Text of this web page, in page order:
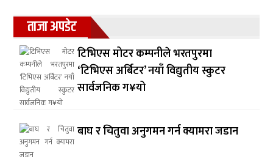
ताजा अपडेट
टिभिएस मोटर कम्पनीले भरतपुरमा
‘टिभिएस अर्बिटर’ नयाँ विद्युतीय स्कुटर
सार्वजनिक ग¥यो
बाघ र चितुवा अनुगमन गर्न क्यामरा जडान